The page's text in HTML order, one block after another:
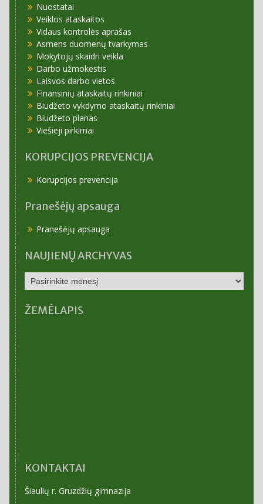
Nuostatai
Veiklos ataskaitos
Vidaus kontrolės aprašas
Asmens duomenų tvarkymas
Mokytojų skaidri veikla
Darbo užmokestis
Laisvos darbo vietos
Finansinių ataskaitų rinkiniai
Biudžeto vykdymo ataskaitų rinkiniai
Biudžeto planas
Viešieji pirkimai
KORUPCIJOS PREVENCIJA
Korupcijos prevencija
Pranešėjų apsauga
Pranešėjų apsauga
NAUJIENŲ ARCHYVAS
NAUJIENŲ
ARCHYVAS
ŽEMĖLAPIS
KONTAKTAI
Šiaulių r. Gruzdžių gimnazija